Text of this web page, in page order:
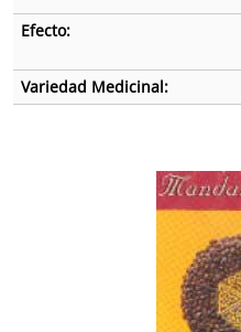
Efecto:
Variedad Medicinal: